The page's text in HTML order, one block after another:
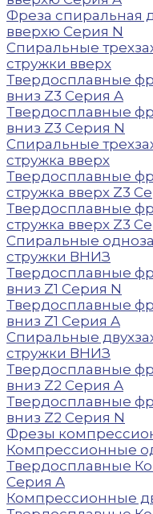
Фреза спиральная
вверхю Серия N
Спиральные
стружки вверх
Твердосплавные
вниз Z3 Серия A
Твердосплавные
вниз Z3 Серия N
Спиральные
стружка вверх
Твердосплавные
стружка вверх Z3
Твердосплавные
стружка вверх Z3
Спиральные
стружки ВНИЗ
Твердосплавные
вниз Z1 Серия N
Твердосплавные
вниз Z1 Серия A
Спиральные
стружки ВНИЗ
Твердосплавные
вниз Z2 Серия A
Твердосплавные
вниз Z2 Серия N
Фрезы
Компрессионные
Твердосплавные
Серия A
Компрессионные